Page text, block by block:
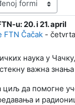
u: 20. i 21. april
FTN Čačak-
наука у
важна
циљ да помогне
и